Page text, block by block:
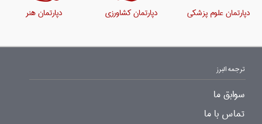
دپارتمان علوم پزشکی دپارتمان کشاورزی دپارتمان هنر
ترجمه البرز
سوابق ما
تماس با ما